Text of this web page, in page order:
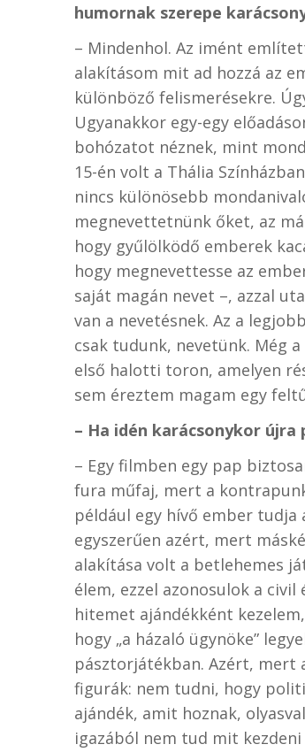
humornak szerepe
– Mindenhol. Az imént
alakításom mit ad hozzá az
különböző felismerésekre.
Ugyanakkor egy-egy
bohózatot néznek, mint
15-én volt a Thália
nincs különösebb
megnevettetnünk őket, az
hogy gyűlölködő emberek
hogy megnevettesse az
saját magán nevet –, azzal
van a nevetésnek. Az a
csak tudunk, nevetünk. Még
első halotti toron, amelyen
sem éreztem magam egy
– Ha idén karácsonykor
– Egy filmben egy pap
fura műfaj, mert a
például egy hívő ember
egyszerűen azért, mert
alakítása volt a betlehemes
élem, ezzel azonosulok a
hitemet ajándékként
hogy „a házaló ügynöke”
pásztorjátékban. Azért, mert
figurák: nem tudni, hogy
ajándék, amit hoznak,
igazából nem tud mit